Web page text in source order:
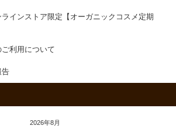
インストア限定【オーガニックコスメ定期
利用について
告
2026年8月